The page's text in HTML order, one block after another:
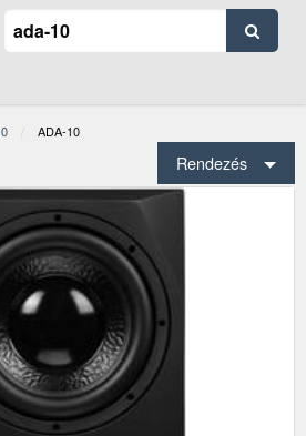
JELENLEGI:
ADA-10
Rendezés